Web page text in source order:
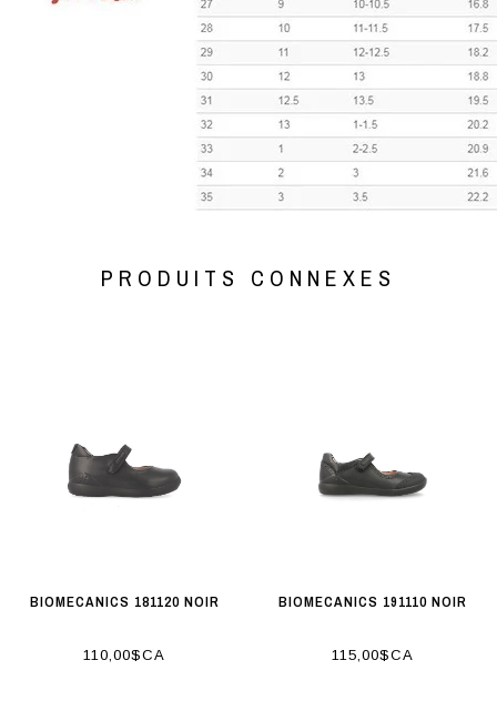
PRODUITS CONNEXES
BIOMECANICS 181120 NOIR
110,00$CA
BIOMECANICS 191110 NOIR
115,00$CA